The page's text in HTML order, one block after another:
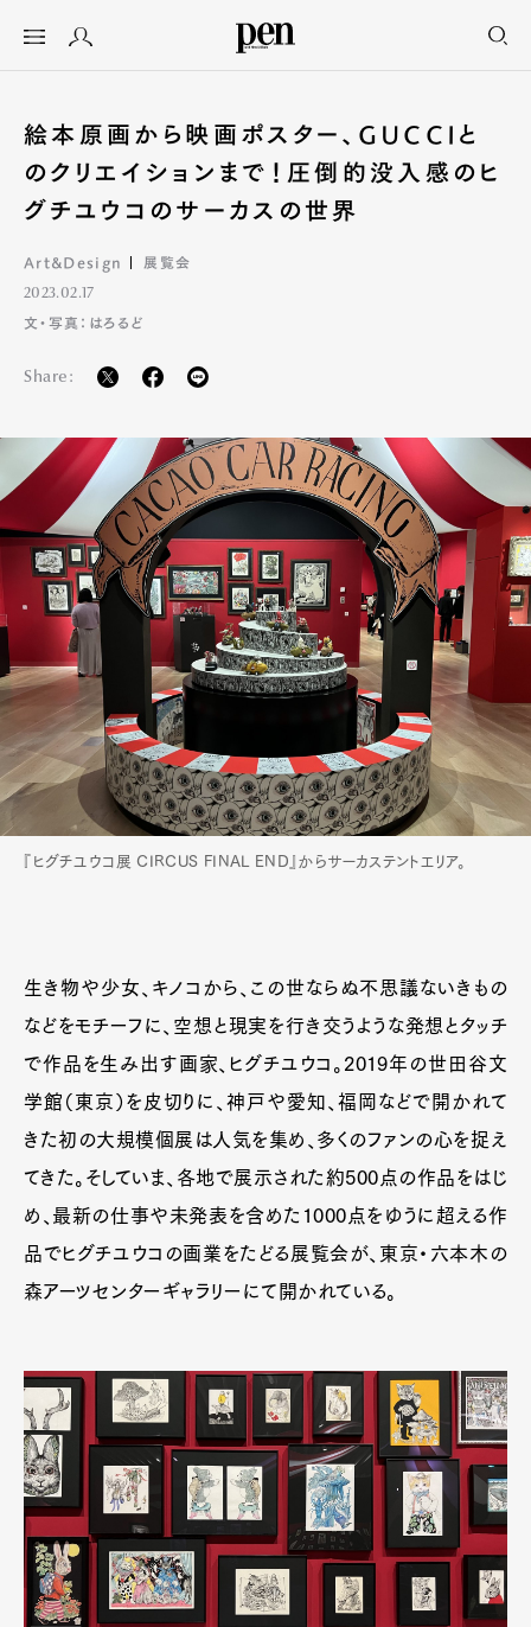
絵本原画から映画ポスター、GUCCIと
のクリエイションまで！圧倒的没入感のヒ
グチユウコのサーカスの世界
Art&Design 展覧会
2023.02.17
文・写真：はろるど
Share:
『ヒグチユウコ展 CIRCUS FINAL END』からサーカステントエリア。
生き物や少女、キノコから、この世ならぬ不思議ないきもの
などをモチーフに、空想と現実を行き交うような発想とタッチ
で作品を生み出す画家、ヒグチユウコ。2019年の世田谷文
学館（東京）を皮切りに、神戸や愛知、福岡などで開かれて
きた初の大規模個展は人気を集め、多くのファンの心を捉え
てきた。そしていま、各地で展示された約500点の作品をはじ
め、最新の仕事や未発表を含めた1000点をゆうに超える作
品でヒグチユウコの画業をたどる展覧会が、東京・六本木の
森アーツセンターギャラリーにて開かれている。